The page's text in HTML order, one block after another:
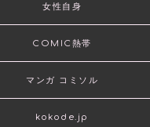
女性自身
COMIC熱帯
マンガ コミソル
kokode.jp